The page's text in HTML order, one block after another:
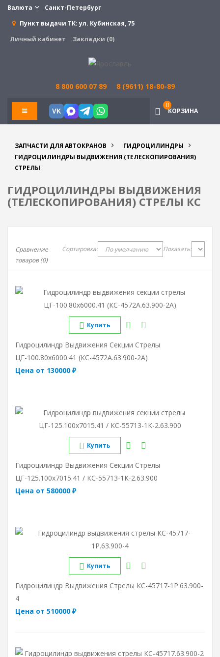
Валюта
Санкт-Петербург
Пункт выдачи ТК:ул. Кубинская, 75
Личный кабинет
Закладки (0)
8 800 600 07 89 8 (9611) 18-80-89
VK КОРЗИНА
0
ЗАПЧАСТИ ДЛЯ АВТОКРАНОВ
ГИДРОЦИЛИНДРЫ
ГИДРОЦИЛИНДРЫ ВЫДВИЖЕНИЯ (ТЕЛЕСКОПИРОВАНИЯ)
СТРЕЛЫ
ГИДРОЦИЛИНДРЫ ВЫДВИЖЕНИЯ
(ТЕЛЕСКОПИРОВАНИЯ) СТРЕЛЫ КС
Сравнение
товаров (0)
Сортировка: Показать:
Купить
Гидроцилиндр Выдвижения Секции Стрелы
ЦГ-100.80х6000.41 (КС-4572А.63.900-2А)
Цена от 130000 ₽
Купить
Гидроцилиндр Выдвижения Секции Стрелы
ЦГ-125.100х7015.41 / КС-55713-1К-2.63.900
Цена от 580000 ₽
Купить
Гидроцилиндр Выдвижения Стрелы КС-45717-1Р.63.900-
4
Цена от 510000 ₽